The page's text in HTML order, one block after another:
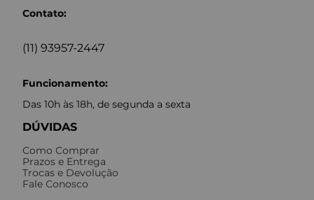
Contato:
(11) 93957-2447
Funcionamento:
Das 10h às 18h, de segunda a sexta
DÚVIDAS
Como Comprar
Prazos e Entrega
Trocas e Devolução
Fale Conosco